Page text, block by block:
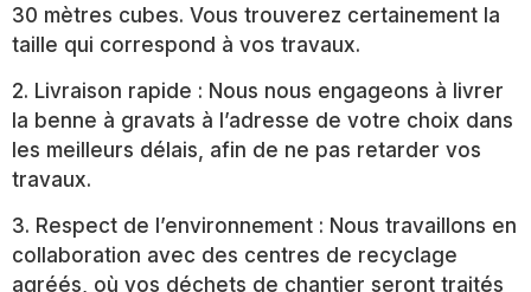
30 mètres cubes. Vous trouverez certainement la
taille qui correspond à vos travaux.
2. Livraison rapide : Nous nous engageons à livrer
la benne à gravats à l’adresse de votre choix dans
les meilleurs délais, afin de ne pas retarder vos
travaux.
3. Respect de l’environnement : Nous travaillons en
collaboration avec des centres de recyclage
agréés, où vos déchets de chantier seront traités